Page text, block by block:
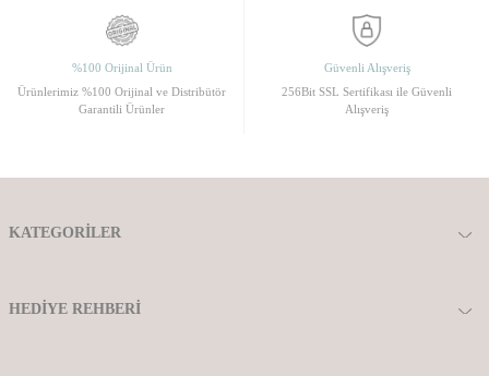
%100 Orijinal Ürün
Ürünlerimiz %100 Orijinal ve Distribütör
Garantili Ürünler
Güvenli Alışveriş
256Bit SSL Sertifikası ile Güvenli
Alışveriş
KATEGORILER
HEDIYE REHBERI